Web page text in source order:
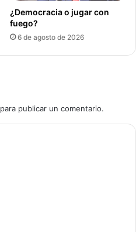
¿Democracia o jugar con
fuego?
6 de agosto de 2026
para publicar un comentario.